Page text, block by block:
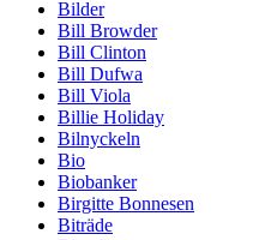
Bilder
Bill Browder
Bill Clinton
Bill Dufwa
Bill Viola
Billie Holiday
Bilnyckeln
Bio
Biobanker
Birgitte Bonnesen
Biträde